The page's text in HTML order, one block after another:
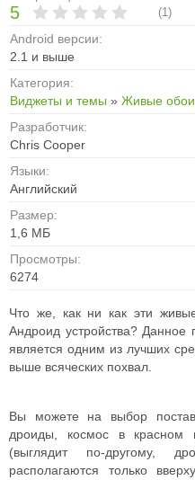
5 (1)
Android версии:
2.1 и выше
Категория:
Виджеты и темы » Живые обои
Разработчик:
Chris Cooper
Языки:
Английский
Размер:
1,6 MБ
Просмотры:
6274
Что же, как ни как эти
Андроид устройства? Данное
является одним из лучших
выше всяческих похвал.
Вы можете на выбор
дроиды, космос в красном
(выглядит по-другому,
располагаются только